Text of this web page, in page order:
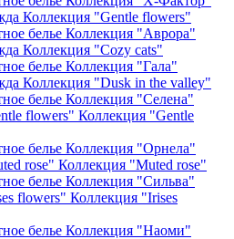
Коллекция "Gentle flowers"
белье Коллекция "Аврора"
Коллекция "Cozy cats"
белье Коллекция "Гала"
Коллекция "Dusk in the valley"
белье Коллекция "Селена"
flowers" Коллекция "Gentle
белье Коллекция "Орнела"
rose" Коллекция "Muted rose"
белье Коллекция "Сильва"
flowers" Коллекция "Irises
белье Коллекция "Наоми"